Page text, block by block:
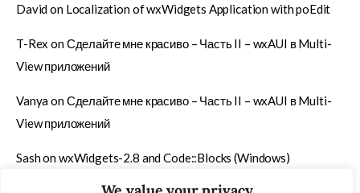
Davidon Localization of wxWidgets Application with poEdit
T-Rex onСделайте мне красиво – Часть II – wxAUI в Multi-
View приложений
VanyaonСделайте мне красиво – Часть II – wxAUI в Multi-
View приложений
SashonwxWidgets-2.8 and Code::Blocks (Windows)